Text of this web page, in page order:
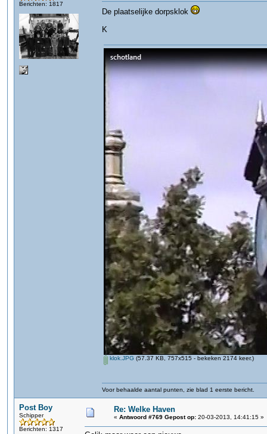
Berichten: 1817
De plaatselijke dorpsklok
K
klok.JPG (57.37 KB, 757x515 - bekeken 2174 keer.)
Voor behaalde aantal punten, zie blad 1 eerste bericht.
Post Boy
Schipper
Berichten: 1317
Re: Welke Haven
« Antwoord #769 Gepost op: 20-03-2013, 14:41:15 »